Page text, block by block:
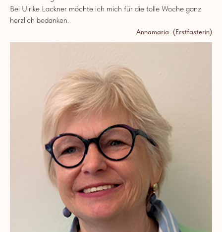
Bei Ulrike Lackner möchte ich mich für die tolle Woche ganz
herzlich bedanken.
Annamaria (Erstfasterin)